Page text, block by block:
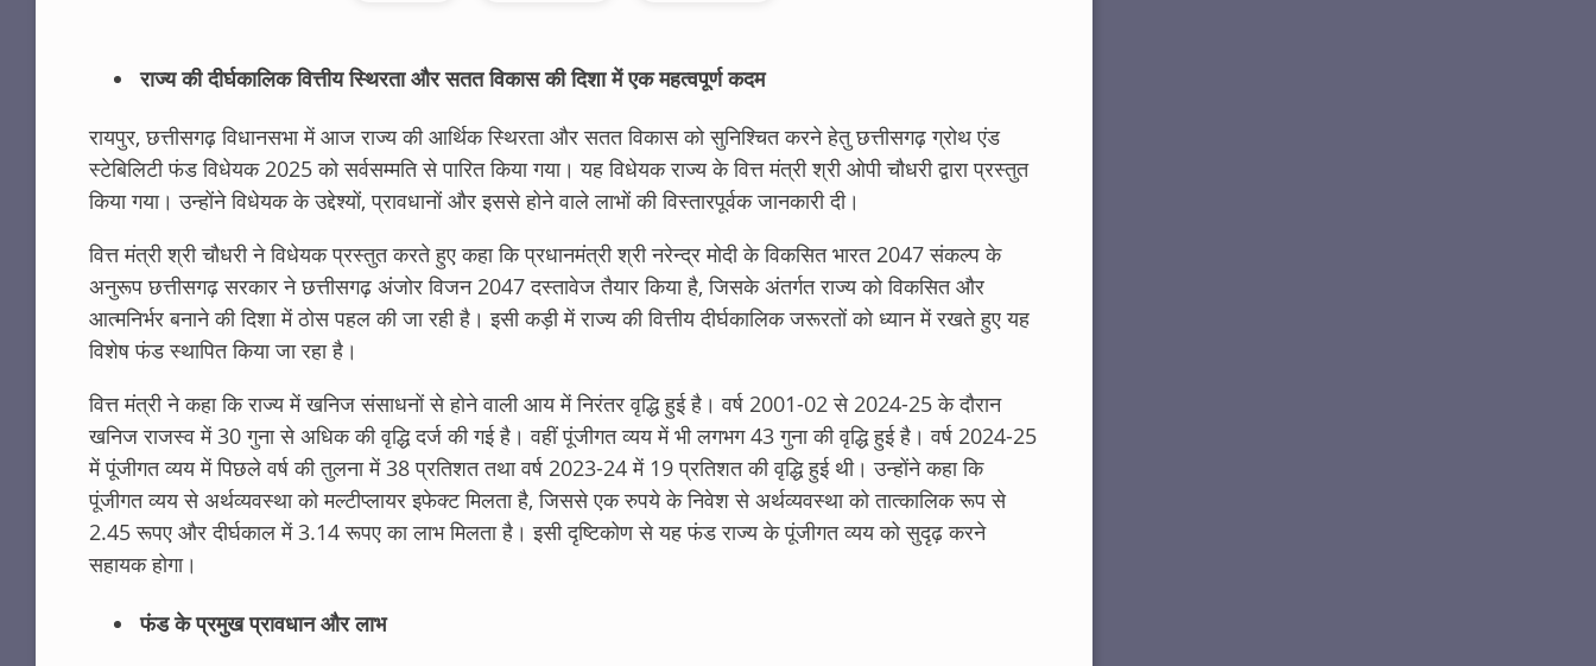
राज्य की दीर्घकालिक वित्तीय स्थिरता और सतत विकास की दिशा में एक महत्वपूर्ण कदम
रायपुर, छत्तीसगढ़ विधानसभा में आज राज्य की आर्थिक स्थिरता और सतत विकास को सुनिश्चित करने हेतु छत्तीसगढ़ ग्रोथ एंड
स्टेबिलिटी फंड विधेयक 2025 को सर्वसम्मति से पारित किया गया। यह विधेयक राज्य के वित्त मंत्री श्री ओपी चौधरी द्वारा प्रस्तुत
किया गया। उन्होंने विधेयक के उद्देश्यों, प्रावधानों और इससे होने वाले लाभों की विस्तारपूर्वक जानकारी दी।
वित्त मंत्री श्री चौधरी ने विधेयक प्रस्तुत करते हुए कहा कि प्रधानमंत्री श्री नरेन्द्र मोदी के विकसित भारत 2047 संकल्प के
अनुरूप छत्तीसगढ़ सरकार ने छत्तीसगढ़ अंजोर विजन 2047 दस्तावेज तैयार किया है, जिसके अंतर्गत राज्य को विकसित और
आत्मनिर्भर बनाने की दिशा में ठोस पहल की जा रही है। इसी कड़ी में राज्य की वित्तीय दीर्घकालिक जरूरतों को ध्यान में रखते हुए यह
विशेष फंड स्थापित किया जा रहा है।
वित्त मंत्री ने कहा कि राज्य में खनिज संसाधनों से होने वाली आय में निरंतर वृद्धि हुई है। वर्ष 2001-02 से 2024-25 के दौरान
खनिज राजस्व में 30 गुना से अधिक की वृद्धि दर्ज की गई है। वहीं पूंजीगत व्यय में भी लगभग 43 गुना की वृद्धि हुई है। वर्ष 2024-25
में पूंजीगत व्यय में पिछले वर्ष की तुलना में 38 प्रतिशत तथा वर्ष 2023-24 में 19 प्रतिशत की वृद्धि हुई थी। उन्होंने कहा कि
पूंजीगत व्यय से अर्थव्यवस्था को मल्टीप्लायर इफेक्ट मिलता है, जिससे एक रुपये के निवेश से अर्थव्यवस्था को तात्कालिक रूप से
2.45 रूपए और दीर्घकाल में 3.14 रूपए का लाभ मिलता है। इसी दृष्टिकोण से यह फंड राज्य के पूंजीगत व्यय को सुदृढ़ करने
सहायक होगा।
फंड के प्रमुख प्रावधान और लाभ